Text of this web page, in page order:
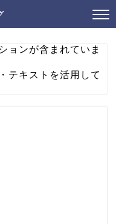
ョンが含まれていま
テキストを活用して